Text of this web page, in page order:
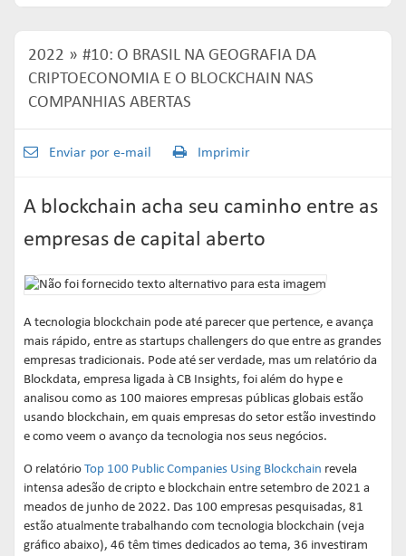
governança
DIRETORIA
associados
LISTA DE ASSOCIADOS
NOTÍCIAS
INFORMAR
Links mais acessados:
CONSOLIDADO DIÁRIO DE
PROJEÇÕES IPCA E IGP-M
fundos de investimentos
ENVIO DE DADOS
entenda o compromisso
INFORMAR
fóruns de representação
GESTÃO DE FUNDOS
ESTRUTURADOS
MACROECONÔMICO
NOTÍCIAS
BIBLIOTECA DE
entenda o compromisso
REPRESENTAR
autorregulação
INSTITUIÇÕES
AUTORREGULADAS
HABILITAÇÃO DE
códigos
COMO ADERIR
sistemas
entenda o compromisso
AUTORREGULAR
EDUCAR
2022
#10: O BRASIL NA GEOGRAFIA DA
CRIPTOECONOMIA E O BLOCKCHAIN NAS
COMPANHIAS ABERTAS
Enviar por e-mail Imprimir
A blockchain acha seu caminho entre as
empresas de capital aberto
A tecnologia blockchain pode até parecer que pertence, e avança
mais rápido, entre as startups challengers do que entre as grandes
empresas tradicionais. Pode até ser verdade, mas um relatório da
Blockdata, empresa ligada à CB Insights, foi além do hype e
analisou como as 100 maiores empresas públicas globais estão
usando blockchain, em quais empresas do setor estão investindo
e como veem o avanço da tecnologia nos seus negócios.
O relatório Top 100 Public Companies Using Blockchain revela
intensa adesão de cripto e blockchain entre setembro de 2021 a
meados de junho de 2022. Das 100 empresas pesquisadas, 81
estão atualmente trabalhando com tecnologia blockchain (veja
gráfico abaixo), 46 têm times dedicados ao tema, 36 investiram